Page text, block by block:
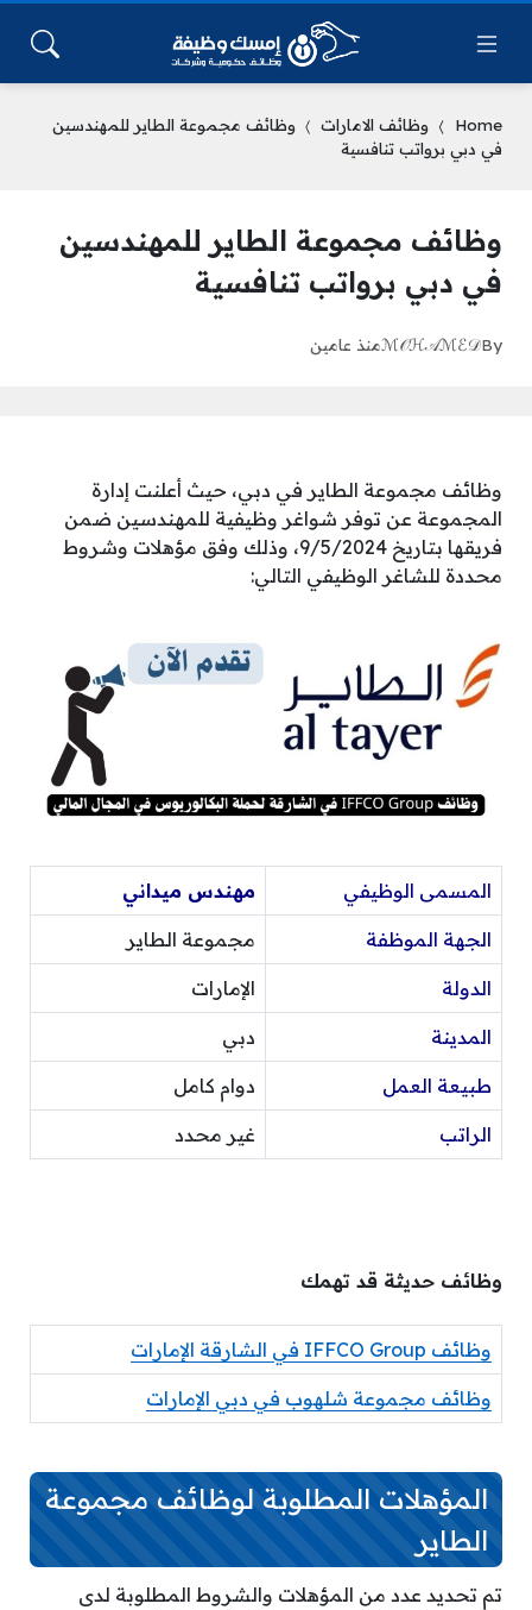
Home وظائف الامارات
وظائف مجموعة الطاير للمهندسين
في دبي برواتب تنافسية
وظائف مجموعة الطاير للمهندسين
في دبي برواتب تنافسية
By
ℳ𝒪ℋ𝒜ℳℰ𝒟منذ عامين
وظائف مجموعة الطاير في دبي، حيث أعلنت إدارة
المجموعة عن توفر شواغر وظيفية للمهندسين ضمن
فريقها بتاريخ 9/5/2024، وذلك وفق مؤهلات وشروط
محددة للشاغر الوظيفي التالي:
المسمى الوظيفي مهندس ميداني
الجهة الموظفة مجموعة الطاير
الدولة الإمارات
المدينة دبي
طبيعة العمل دوام كامل
الراتب غير محدد
وظائف حديثة قد تهمك
وظائف IFFCO Group في الشارقة الإمارات
وظائف مجموعة شلهوب في دبي الإمارات
المؤهلات المطلوبة لوظائف مجموعة
الطاير
تم تحديد عدد من المؤهلات والشروط المطلوبة لدى